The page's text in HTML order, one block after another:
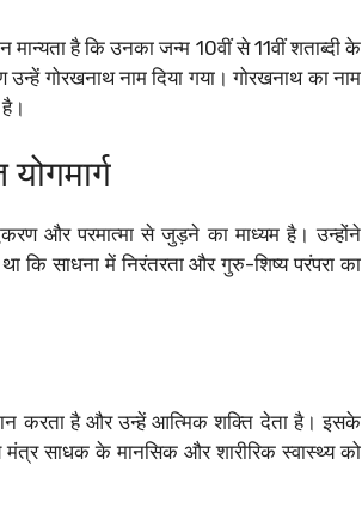
है कि उनका जन्म 10वीं से 11वीं शताब्दी के
गोरखनाथ नाम दिया गया। गोरखनाथ का नाम
और परमात्मा से जुड़ने का माध्यम है। उन्होंने
कि साधना में निरंतरता और गुरु-शिष्य परंपरा का
करता है और उन्हें आत्मिक शक्ति देता है। इसके
साधक के मानसिक और शारीरिक स्वास्थ्य को